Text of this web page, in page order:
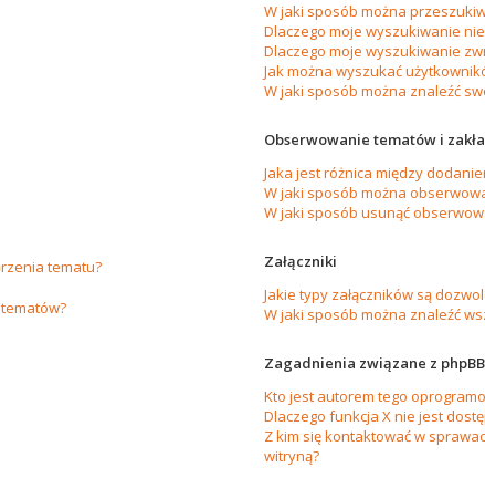
tematu?
W jaki sposób można
Dlaczego moje wyszukiwanie
Dlaczego moje wyszukiwanie
Jak można wyszukać
W jaki sposób można znaleźć
Obserwowanie tematów i
Jaka jest różnica między
W jaki sposób można
W jaki sposób usunąć
Załączniki
Jakie typy załączników są
W jaki sposób można znaleźć
Zagadnienia związane z
Kto jest autorem tego
Dlaczego funkcja X nie jest
Z kim się kontaktować w
witryną?